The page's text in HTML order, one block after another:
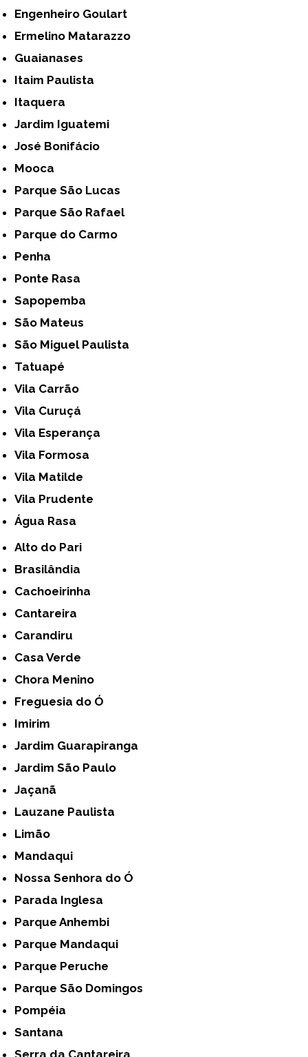
Engenheiro Goulart
Ermelino Matarazzo
Guaianases
Itaim Paulista
Itaquera
Jardim Iguatemi
José Bonifácio
Mooca
Parque São Lucas
Parque São Rafael
Parque do Carmo
Penha
Ponte Rasa
Sapopemba
São Mateus
São Miguel Paulista
Tatuapé
Vila Carrão
Vila Curuçá
Vila Esperança
Vila Formosa
Vila Matilde
Vila Prudente
Água Rasa
Alto do Pari
Brasilândia
Cachoeirinha
Cantareira
Carandiru
Casa Verde
Chora Menino
Freguesia do Ó
Imirim
Jardim Guarapiranga
Jardim São Paulo
Jaçanã
Lauzane Paulista
Limão
Mandaqui
Nossa Senhora do Ó
Parada Inglesa
Parque Anhembi
Parque Mandaqui
Parque Peruche
Parque São Domingos
Pompéia
Santana